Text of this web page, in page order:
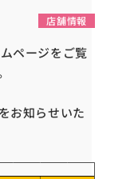
店舗情報
ページをご覧
お知らせいた